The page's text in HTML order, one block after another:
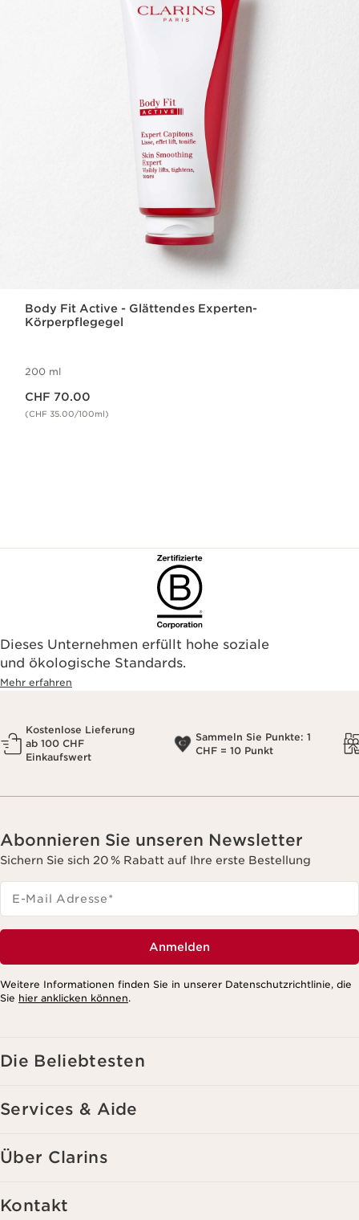
Body Fit Active - Glättendes Experten-
Körperpflegegel
200 ml
CHF 70.00
(CHF 35.00/100ml)
Dieses Unternehmen erfüllt hohe soziale
und ökologische Standards.
Mehr erfahren
Kostenlose Lieferung
ab 100 CHF
Einkaufswert
Sammeln Sie Punkte: 1
CHF = 10 Punkt
Abonnieren Sie unseren Newsletter
Sichern Sie sich 20 % Rabatt auf Ihre erste Bestellung
E-Mail Adresse*
Anmelden
Weitere Informationen finden Sie in unserer Datenschutzrichtlinie, die
Sie hier anklicken können.
Die Beliebtesten
Services & Aide
Über Clarins
Kontakt